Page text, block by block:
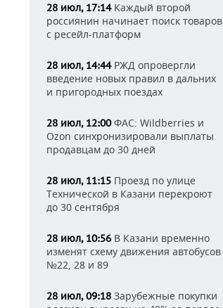
28 июл, 17:14Каждый второй
россиянин начинает поиск товаров
с ресейл-платформ
28 июл, 14:44РЖД опровергли
введение новых правил в дальних
и пригородных поездах
28 июл, 12:00ФАС: Wildberries и
Ozon синхронизировали выплаты
продавцам до 30 дней
28 июл, 11:15 Проезд по улице
Технической в Казани перекроют
до 30 сентября
28 июл, 10:56 В Казани временно
изменят схему движения автобусов
№22, 28 и 89
28 июл, 09:18 Зарубежные покупки